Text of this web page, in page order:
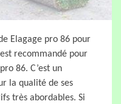
Elagage pro 86 pour
recommandé pour
86. C’est un
la qualité de ses
très abordables. Si